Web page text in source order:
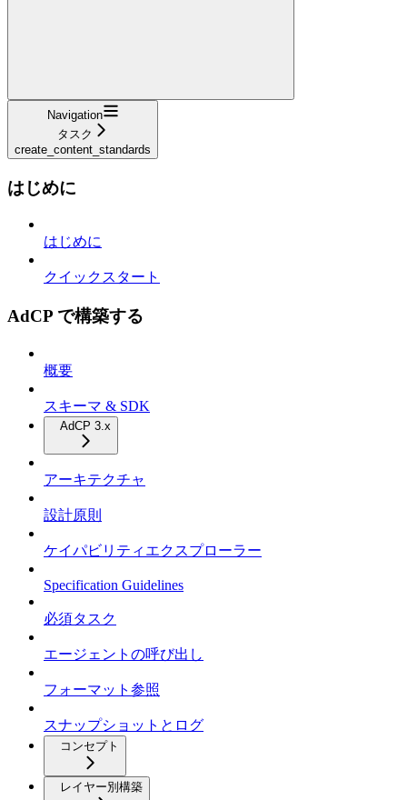
Navigation
タスク
create_content_standards
はじめに
はじめに
クイックスタート
AdCP で構築する
概要
スキーマ & SDK
AdCP 3.x
アーキテクチャ
設計原則
ケイパビリティエクスプローラー
Specification Guidelines
必須タスク
エージェントの呼び出し
フォーマット参照
スナップショットとログ
コンセプト
レイヤー別構築